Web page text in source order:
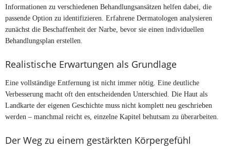
Informationen zu verschiedenen Behandlungsansätzen helfen dabei, die
passende Option zu identifizieren. Erfahrene Dermatologen analysieren
zunächst die Beschaffenheit der Narbe, bevor sie einen individuellen
Behandlungsplan erstellen.
Realistische Erwartungen als Grundlage
Eine vollständige Entfernung ist nicht immer nötig. Eine deutliche
Verbesserung macht oft den entscheidenden Unterschied. Die Haut als
Landkarte der eigenen Geschichte muss nicht komplett neu geschrieben
werden – manchmal reicht es, einzelne Kapitel behutsam zu überarbeiten.
Der Weg zu einem gestärkten Körpergefühl